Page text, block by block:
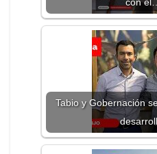
con
Tabio y Gobernación